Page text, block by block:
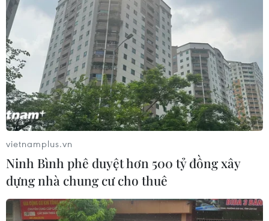
vietnamplus.vn
Ninh Bình phê duyệt hơn 500 tỷ đồng xây
dựng nhà chung cư cho thuê